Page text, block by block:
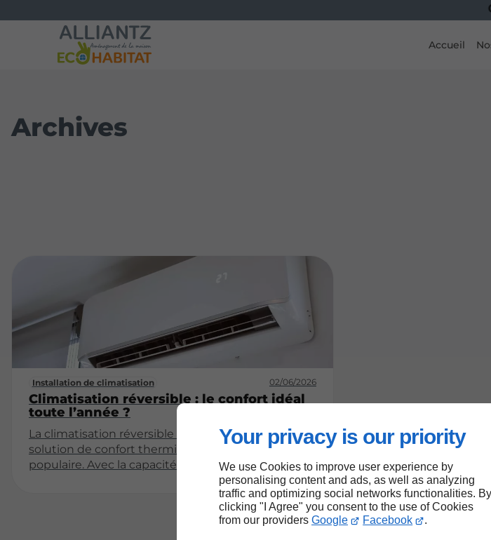
Your privacy is our priority
We use Cookies to improve user experience by
personalising content and ads, as well as analyzing
traffic and optimizing social networks functionalities. By
clicking "I Agree" you consent to the use of Cookies
from our providers Google Facebook .
Accueil
Archives
Installation de climatisation 02/06/2026
Climatisation réversible : le confort idéal
toute l’année ?
La climatisation réversible s’impose comme une
solution de confort thermique de plus en plus
populaire. Avec la capacité de créer à la fois de la
chaleur en hiver et de la fraîcheur en été, ce
système offre une flexibilité qui séduit de
nombreux foyers. Cet article va examiner en
profondeur les avantages, le fonctionnement,